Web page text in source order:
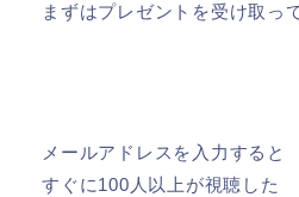
まずはプレゼントを受け取っ
メールアドレスを入力すると
すぐに100人以上が視聴した